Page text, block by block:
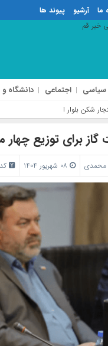
ما آرشیو پیوند ها
سیاسی اجتماعی دانشگاه
شکن بلوار الغدیر پلمب شد
برای توزیع
محمدی کد